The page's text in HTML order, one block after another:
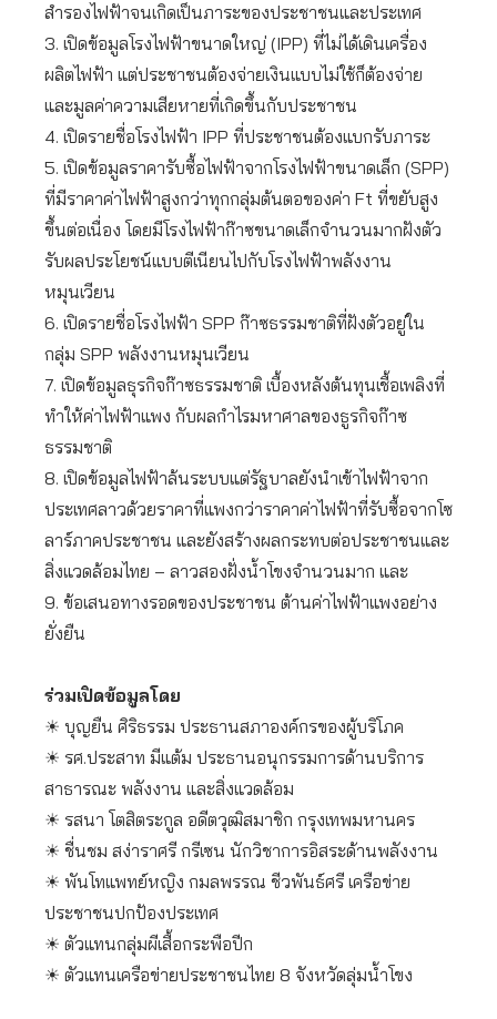
สำรองไฟฟ้าจนเกิดเป็นภาระของประชาชนและประเทศ
3. เปิดข้อมูลโรงไฟฟ้าขนาดใหญ่ (IPP) ที่ไม่ได้เดินเครื่อง
ผลิตไฟฟ้า แต่ประชาชนต้องจ่ายเงินแบบไม่ใช้ก็ต้องจ่าย
และมูลค่าความเสียหายที่เกิดขึ้นกับประชาชน
4. เปิดรายชื่อโรงไฟฟ้า IPP ที่ประชาชนต้องแบกรับภาระ
5. เปิดข้อมูลราคารับซื้อไฟฟ้าจากโรงไฟฟ้าขนาดเล็ก (SPP)
ที่มีราคาค่าไฟฟ้าสูงกว่าทุกกลุ่มต้นตอของค่า Ft ที่ขยับสูง
ขึ้นต่อเนื่อง โดยมีโรงไฟฟ้าก๊าซขนาดเล็กจำนวนมากฝังตัว
รับผลประโยชน์แบบตีเนียนไปกับโรงไฟฟ้าพลังงาน
หมุนเวียน
6. เปิดรายชื่อโรงไฟฟ้า SPP ก๊าซธรรมชาติที่ฝังตัวอยู่ใน
กลุ่ม SPP พลังงานหมุนเวียน
7. เปิดข้อมูลธุรกิจก๊าซธรรมชาติ เบื้องหลังต้นทุนเชื้อเพลิงที่
ทำให้ค่าไฟฟ้าแพง กับผลกำไรมหาศาลของธูรกิจก๊าซ
ธรรมชาติ
8. เปิดข้อมูลไฟฟ้าล้นระบบแต่รัฐบาลยังนำเข้าไฟฟ้าจาก
ประเทศลาวด้วยราคาที่แพงกว่าราคาค่าไฟฟ้าที่รับซื้อจากโซ
ลาร์ภาคประชาชน และยังสร้างผลกระทบต่อประชาชนและ
สิ่งแวดล้อมไทย – ลาวสองฝั่งน้ำโขงจำนวนมาก และ
9. ข้อเสนอทางรอดของประชาชน ต้านค่าไฟฟ้าแพงอย่าง
ยั่งยืน
ร่วมเปิดข้อมูลโดย
☀ บุญยืน ศิริธรรม ประธานสภาองค์กรของผู้บริโภค
☀ รศ.ประสาท มีแต้ม ประธานอนุกรรมการด้านบริการ
สาธารณะ พลังงาน และสิ่งแวดล้อม
☀ รสนา โตสิตระกูล อดีตวุฒิสมาชิก กรุงเทพมหานคร
☀ ชื่นชม สง่าราศรี กรีเซน นักวิชาการอิสระด้านพลังงาน
☀ พันโทแพทย์หญิง กมลพรรณ ชีวพันธ์ศรี เครือข่าย
ประชาชนปกป้องประเทศ
☀ ตัวแทนกลุ่มผีเสื้อกระพือปีก
☀ ตัวแทนเครือข่ายประชาชนไทย 8 จังหวัดลุ่มน้ำโขง